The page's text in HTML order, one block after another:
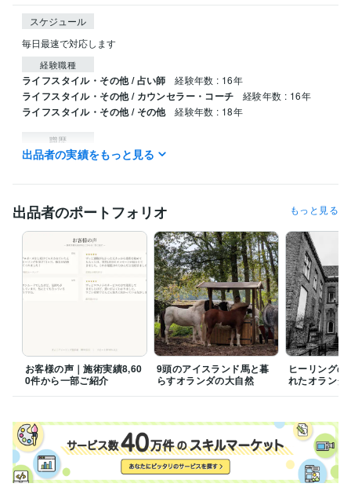
スケジュール
毎日最速で対応します
経験職種
ライフスタイル・その他 / 占い師 経験年数 : 16年
ライフスタイル・その他 / カウンセラー・コーチ 経験年数 : 16年
ライフスタイル・その他 / その他 経験年数 : 18年
職歴
サイキック.com 2013年12月 ~ 現在
受賞歴
o'ce』ヒーリング特集掲載
得意分野
占い 開運ヒーリング 恋愛ヒーリング 金運ヒーリング 願望成就ヒ
ーリング
1989年3月 ~ 1995年3月
語学力
英語 ネイティブレベル
タイ語 日常会話レベル
ロシア語 日常会話レベル
出品者の実績をもっと見る
出品者のポートフォリオ もっと見る
お客様の声｜施術実績8,60
0件から一部ご紹介
9頭のアイスランド馬と暮
らすオランダの大自然
ヒーリングの
れたオランダ